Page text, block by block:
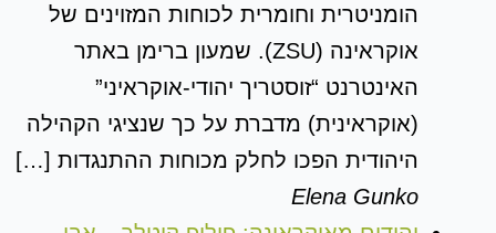
הומניטרית וחומרית לכוחות המזוינים של
אוקראינה (ZSU). שמעון ברימן באתר
האינטרנט “זוסטריך יהודי-אוקראיני”
(אוקראינית) מדברת על כך שנציגי הקהילה
היהודית הפכו לחלק מכוחות ההתנגדות […]
Elena Gunko